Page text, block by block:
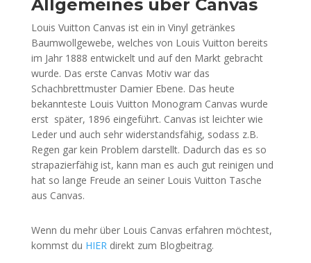
Allgemeines über Canvas
Louis Vuitton Canvas ist ein in Vinyl getränkes
Baumwollgewebe, welches von Louis Vuitton bereits
im Jahr 1888 entwickelt und auf den Markt gebracht
wurde. Das erste Canvas Motiv war das
Schachbrettmuster Damier Ebene. Das heute
bekannteste Louis Vuitton Monogram Canvas wurde
erst später, 1896 eingeführt. Canvas ist leichter wie
Leder und auch sehr widerstandsfähig, sodass z.B.
Regen gar kein Problem darstellt. Dadurch das es so
strapazierfähig ist, kann man es auch gut reinigen und
hat so lange Freude an seiner Louis Vuitton Tasche
aus Canvas.
Wenn du mehr über Louis Canvas erfahren möchtest,
kommst du HIERdirekt zum Blogbeitrag.